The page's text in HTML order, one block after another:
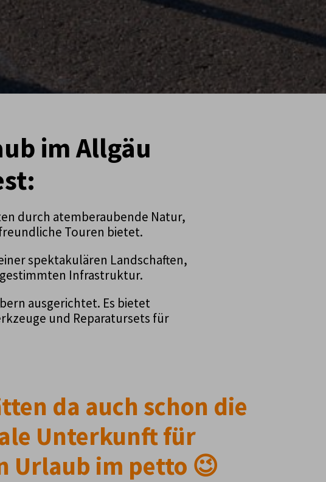
im Allgäu
durch atemberaubende Natur,
Touren bietet.
spektakulären Landschaften,
Infrastruktur.
ausgerichtet. Es bietet
und Reparatursets für
da auch schon die
Unterkunft für
Urlaub im petto 😉